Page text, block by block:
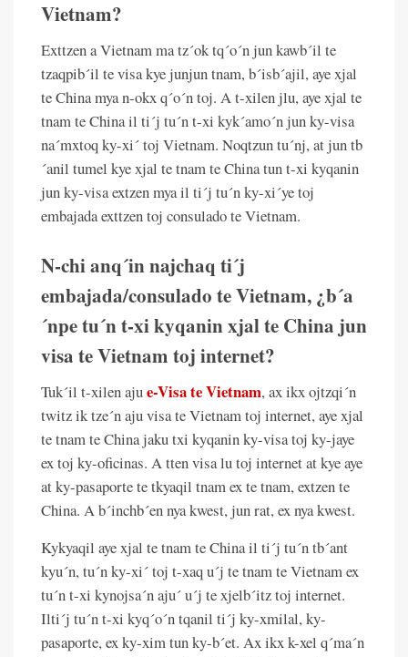
Vietnam?
Exttzen a Vietnam ma tz´ok tq´o´n jun kawb´il te
tzaqpib´il te visa kye junjun tnam, b´isb´ajil, aye xjal
te China mya n-okx q´o´n toj. A t-xilen jlu, aye xjal te
tnam te China il ti´j tu´n t-xi kyk´amo´n jun ky-visa
na´mxtoq ky-xi´ toj Vietnam. Noqtzun tu´nj, at jun tb
´anil tumel kye xjal te tnam te China tun t-xi kyqanin
jun ky-visa extzen mya il ti´j tu´n ky-xi´ye toj
embajada exttzen toj consulado te Vietnam.
N-chi anq´in najchaq ti´j
embajada/consulado te Vietnam, ¿b´a
´npe tu´n t-xi kyqanin xjal te China jun
visa te Vietnam toj internet?
Tuk´il t-xilen ajue-Visa te Vietnam, ax ikx ojtzqi´n
twitz ik tze´n aju visa te Vietnam toj internet, aye xjal
te tnam te China jaku txi kyqanin ky-visa toj ky-jaye
ex toj ky-oficinas. A tten visa lu toj internet at kye aye
at ky-pasaporte te tkyaqil tnam ex te tnam, extzen te
China. A b´inchb´en nya kwest, jun rat, ex nya kwest.
Kykyaqil aye xjal te tnam te China il ti´j tu´n tb´ant
kyu´n, tu´n ky-xi´ toj t-xaq u´j te tnam te Vietnam ex
tu´n t-xi kynojsa´n aju´ u´j te xjelb´itz toj internet.
Ilti´j tu´n t-xi kyq´o´n tqanil ti´j ky-xmilal, ky-
pasaporte, ex ky-xim tun ky-b´et. Ax ikx k-xel q´ma´n